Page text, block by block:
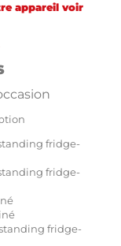
appareil voir
fridge-
fridge-
fridge-